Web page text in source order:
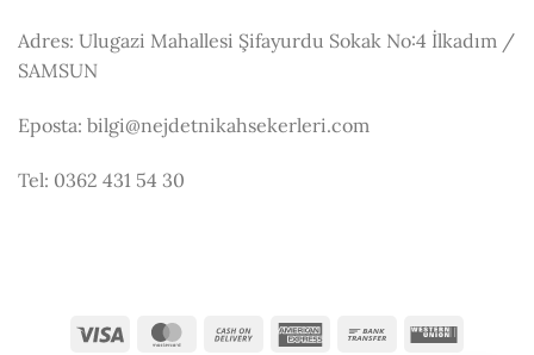
Adres: Ulugazi Mahallesi Şifayurdu Sokak No:4 İlkadım /
SAMSUN
Eposta: bilgi@nejdetnikahsekerleri.com
Tel: 0362 431 54 30
Visa MasterCardCash
American Bank
Western